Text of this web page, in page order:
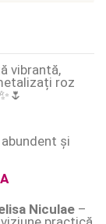
vibrantă,
roz
și
Niculae –